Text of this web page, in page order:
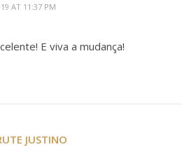
AT 11:37 PM
E viva a mudança!
JUSTINO